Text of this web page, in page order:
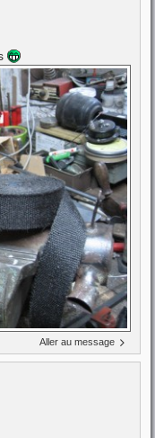
Aller au message